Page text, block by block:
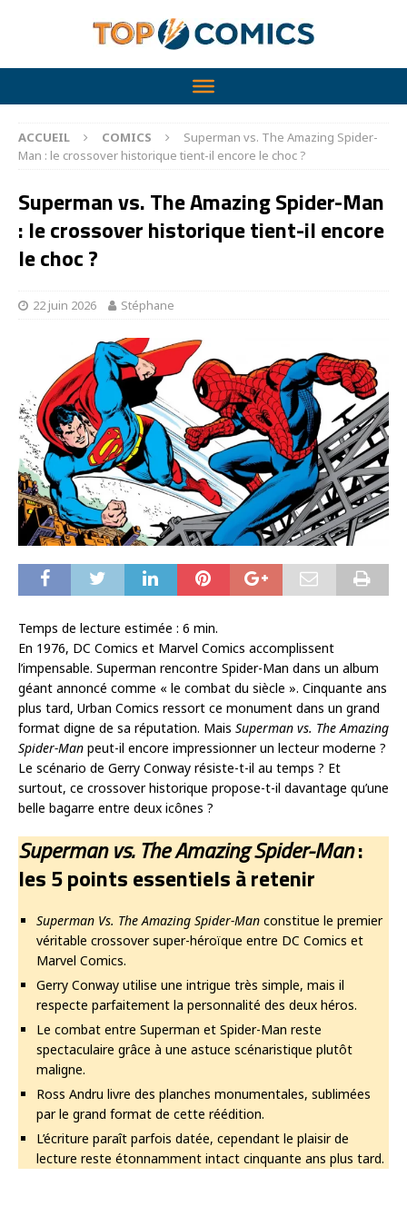
ACCUEIL COMICS
Superman vs. The Amazing Spider-
Man : le crossover historique tient-il encore le choc ?
Superman vs. The Amazing Spider-Man
: le crossover historique tient-il encore
le choc ?
22 juin 2026 Stéphane
Temps de lecture estimée : 6 min.
En 1976, DC Comics et Marvel Comics accomplissent
l’impensable. Superman rencontre Spider-Man dans un album
géant annoncé comme « le combat du siècle ». Cinquante ans
plus tard, Urban Comics ressort ce monument dans un grand
format digne de sa réputation. Mais Superman vs. The Amazing
Spider-Man peut-il encore impressionner un lecteur moderne ?
Le scénario de Gerry Conway résiste-t-il au temps ? Et
surtout, ce crossover historique propose-t-il davantage qu’une
belle bagarre entre deux icônes ?
Superman vs. The Amazing Spider-Man:
les 5 points essentiels à retenir
Superman Vs. The Amazing Spider-Man constitue le premier
véritable crossover super-héroïque entre DC Comics et
Marvel Comics.
Gerry Conway utilise une intrigue très simple, mais il
respecte parfaitement la personnalité des deux héros.
Le combat entre Superman et Spider-Man reste
spectaculaire grâce à une astuce scénaristique plutôt
maligne.
Ross Andru livre des planches monumentales, sublimées
par le grand format de cette réédition.
L’écriture paraît parfois datée, cependant le plaisir de
lecture reste étonnamment intact cinquante ans plus tard.